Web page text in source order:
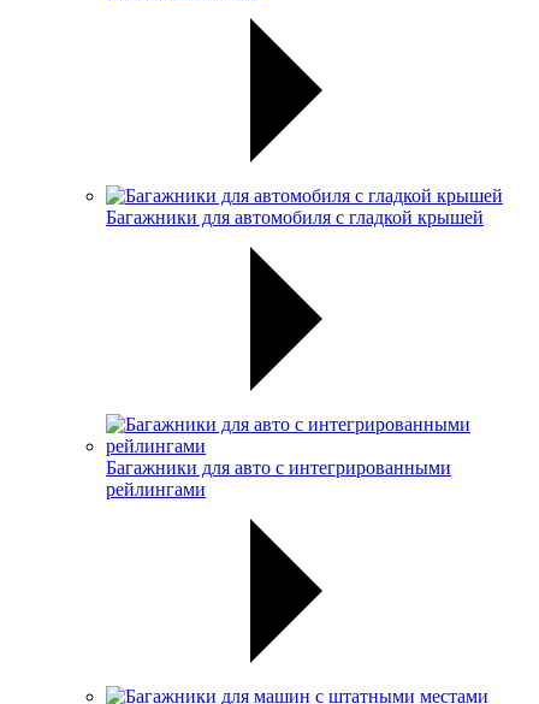
Багажники для автомобиля с гладкой крышей
Багажники для авто с интегрированными
рейлингами